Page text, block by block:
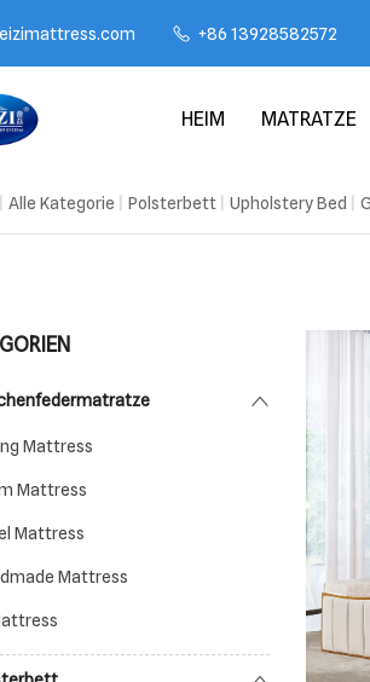
+86 13928582572
HEIM MATRATZE
Alle Kategorie Polsterbett Upholstery Bed
Mattress
Mattress
Mattress
Mattress